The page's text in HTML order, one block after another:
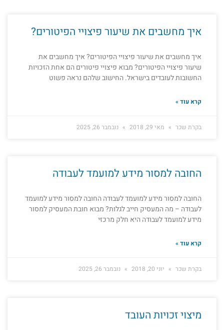
איך מחשבים את שיעור פיצויי הפיטורים?
איך מחשבים את שיעור פיצויי הפיטורים? איך מחשבים את
שיעור פיצויי הפיטורים? מבוא פיצויי פיטורים הם אחת הזכויות
החשובות לעובדים בישראל. החישוב שלהם נראה פשוט
קרא עוד »
בקרת שכר מאי 29, 2018 נובמבר 26, 2025
החובה למסור מידע למועמד לעבודה
החובה למסור מידע למועמד לעבודה החובה למסור מידע למועמד
לעבודה – מה המעסיק חייב לגלות? מבוא חובת המעסיק למסור
מידע למועמד לעבודה היא חלק מרכזי
קרא עוד »
בקרת שכר יוני 20, 2018 נובמבר 26, 2025
מיצוי זכויות העובד